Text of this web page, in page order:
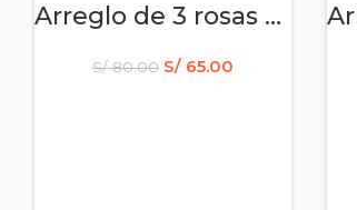
Arreglo de 3 rosas 2 girasoles y claveles
S/80.00 S/65.00